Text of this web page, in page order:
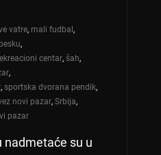
vatre, mali fudbal ,
,
centar, šah,
,
, sportska dvorana pendik,
novi pazar, Srbija,
pazar
nadmetaće su u